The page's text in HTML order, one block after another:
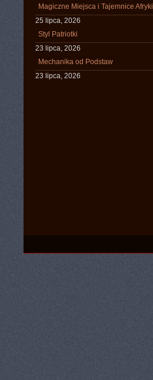
Magiczne Miejsca i Tajemnice Afryki
25 lipca, 2026
Styl Patriotki
23 lipca, 2026
Mechanika od Podstaw
23 lipca, 2026